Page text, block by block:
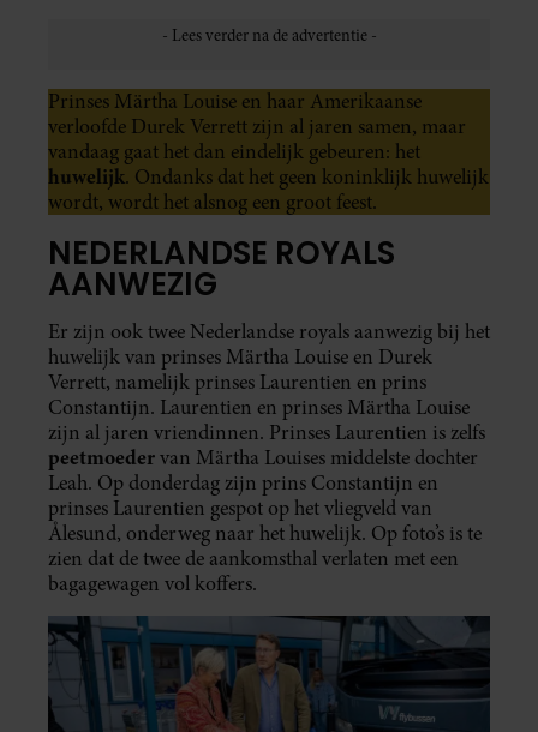
Prinses Märtha Louise en haar Amerikaanse
verloofde Durek Verrett zijn al jaren samen, maar
vandaag gaat het dan eindelijk gebeuren: het
huwelijk. Ondanks dat het geen koninklijk huwelijk
wordt, wordt het alsnog een groot feest.
NEDERLANDSE ROYALS
AANWEZIG
Er zijn ook twee Nederlandse royals aanwezig bij het
huwelijk van prinses Märtha Louise en Durek
Verrett, namelijk prinses Laurentien en prins
Constantijn. Laurentien en prinses Märtha Louise
zijn al jaren vriendinnen. Prinses Laurentien is zelfs
peetmoedervan Märtha Louises middelste dochter
Leah. Op donderdag zijn prins Constantijn en
prinses Laurentien gespot op het vliegveld van
Ålesund, onderweg naar het huwelijk. Op foto’s is te
zien dat de twee de aankomsthal verlaten met een
bagagewagen vol koffers.